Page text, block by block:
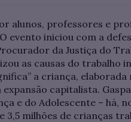
alunos, professores e
evento iniciou com a
da Justiça do
as causas do trabalho
a criança, elaborada
capitalista.
e do Adolescente – há,
3,5 milhões de crianças